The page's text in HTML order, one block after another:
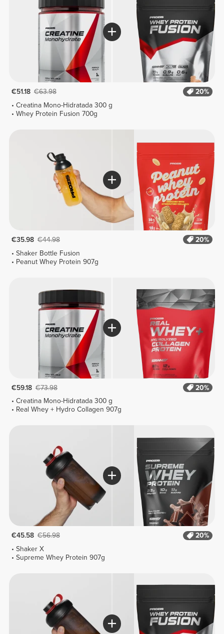
€51.18 €63.98
20%
Creatina Mono-Hidratada 300 g
Whey Protein Fusion 700g
€35.98 €44.98
20%
Shaker Bottle Fusion
Peanut Whey Protein 907g
€59.18 €73.98
20%
Creatina Mono-Hidratada 300 g
Real Whey + Hydro Collagen 907g
€45.58 €56.98
20%
Shaker X
Supreme Whey Protein 907g